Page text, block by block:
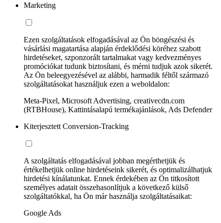
Marketing
Ezen szolgáltatások elfogadásával az Ön böngészési és
vásárlási magatartása alapján érdeklődési köréhez szabott
hirdetéseket, szponzorált tartalmakat vagy kedvezményes
promóciókat tudunk biztosítani, és mérni tudjuk azok sikerét.
Az Ön beleegyezésével az alábbi, harmadik féltől származó
szolgáltatásokat használjuk ezen a weboldalon:
Meta-Pixel, Microsoft Advertising, creativecdn.com
(RTBHouse), Kattintásalapú termékajánlások, Ads Defender
Kiterjesztett Conversion-Tracking
A szolgáltatás elfogadásával jobban megérthetjük és
értékelhetjük online hirdetéseink sikerét, és optimalizálhatjuk
hirdetési kínálatunkat. Ennek érdekében az Ön titkosított
személyes adatait összehasonlítjuk a következő külső
szolgáltatókkal, ha Ön már használja szolgáltatásaikat:
Google Ads